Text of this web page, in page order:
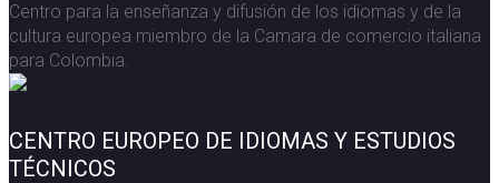
Centro para la enseñanza y difusión de los idiomas y de la
cultura europea miembro de la Camara de comercio italiana
para Colombia.
CENTRO EUROPEO DE IDIOMAS Y ESTUDIOS
TÉCNICOS